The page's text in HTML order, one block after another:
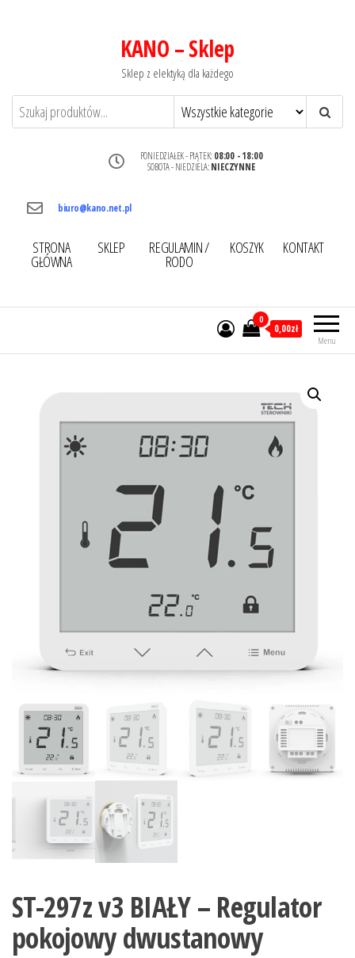
KANO – Sklep
Sklep z elektyką dla każdego
PONIEDZIAŁEK - PIĄTEK: 08:00 - 18:00
SOBOTA - NIEDZIELA:NIECZYNNE
biuro@kano.net.pl
STRONA
GŁÓWNA
SKLEP REGULAMIN /
RODO
KOSZYK KONTAKT
Menu
0
0,00zł
ST-297z v3 BIAŁY – Regulator
pokojowy dwustanowy